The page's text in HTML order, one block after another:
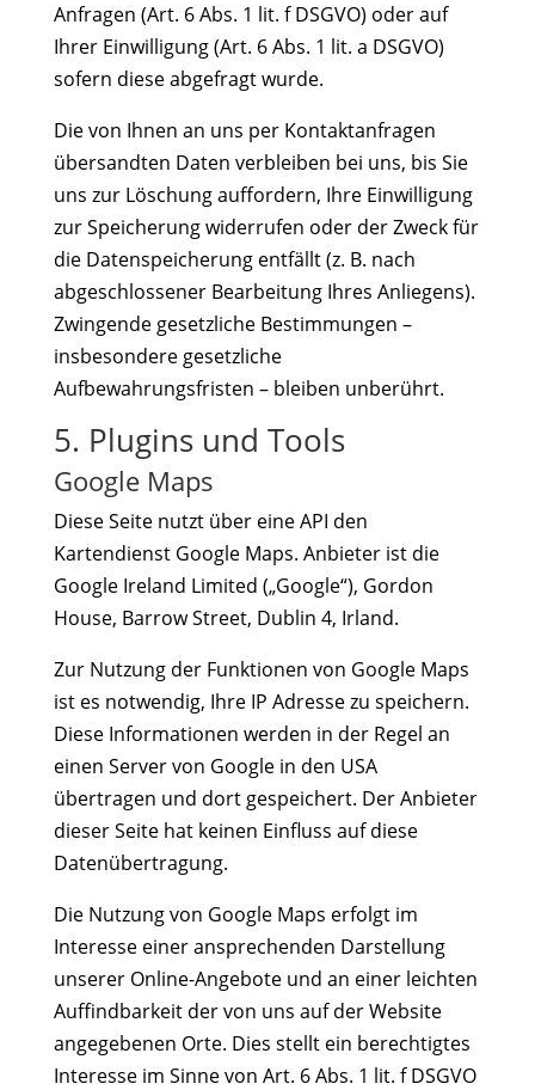
Anfragen (Art. 6 Abs. 1 lit. f DSGVO) oder auf
Ihrer Einwilligung (Art. 6 Abs. 1 lit. a DSGVO)
sofern diese abgefragt wurde.
Die von Ihnen an uns per Kontaktanfragen
übersandten Daten verbleiben bei uns, bis Sie
uns zur Löschung auffordern, Ihre Einwilligung
zur Speicherung widerrufen oder der Zweck für
die Datenspeicherung entfällt (z. B. nach
abgeschlossener Bearbeitung Ihres Anliegens).
Zwingende gesetzliche Bestimmungen –
insbesondere gesetzliche
Aufbewahrungsfristen – bleiben unberührt.
5. Plugins und Tools
Google Maps
Diese Seite nutzt über eine API den
Kartendienst Google Maps. Anbieter ist die
Google Ireland Limited („Google“), Gordon
House, Barrow Street, Dublin 4, Irland.
Zur Nutzung der Funktionen von Google Maps
ist es notwendig, Ihre IP Adresse zu speichern.
Diese Informationen werden in der Regel an
einen Server von Google in den USA
übertragen und dort gespeichert. Der Anbieter
dieser Seite hat keinen Einfluss auf diese
Datenübertragung.
Die Nutzung von Google Maps erfolgt im
Interesse einer ansprechenden Darstellung
unserer Online-Angebote und an einer leichten
Auffindbarkeit der von uns auf der Website
angegebenen Orte. Dies stellt ein berechtigtes
Interesse im Sinne von Art. 6 Abs. 1 lit. f DSGVO